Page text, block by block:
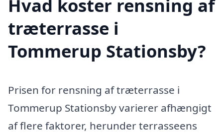
Hvad koster rensning af
træterrasse i
Tommerup Stationsby?
Prisen for rensning af træterrasse i
Tommerup Stationsby varierer afhængigt
af flere faktorer, herunder terrasseens